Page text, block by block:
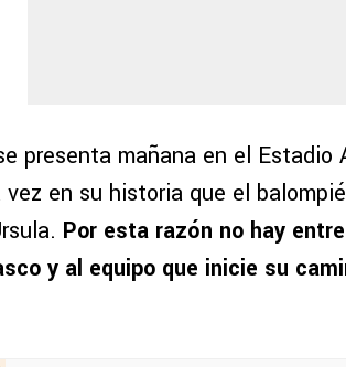
presenta mañana en el
en su historia que el
Por esta razón no hay
y al equipo que inicie su